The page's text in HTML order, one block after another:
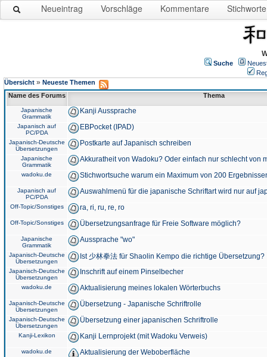
Neueintrag Vorschläge Kommentare Stichworte
Suche
Übersicht » Neueste Themen
Name des Forums
Thema
Japanische
Grammatik
Kanji Aussprache
Japanisch auf
PC/PDA
EBPocket (IPAD)
Japanisch-Deutsche
Übersetzungen
Postkarte auf Japanisch schreiben
Japanische
Grammatik
Akkuratheit von Wadoku? Oder einfach nur schlecht von
wadoku.de Stichwortsuche warum ein Maximum von 200
Japanisch auf
PC/PDA
Auswahlmenü für die japanische Schriftart wird nur auf
Off-Topic/Sonstiges ra, ri, ru, re, ro
Off-Topic/Sonstiges Übersetzungsanfrage für Freie Software möglich?
Japanische
Grammatik
Aussprache "wo"
Japanisch-Deutsche
Übersetzungen
Ist 少林拳法 für Shaolin Kempo die richtige Übersetzung?
Japanisch-Deutsche
Übersetzungen
Inschrift auf einem Pinselbecher
wadoku.de Aktualisierung meines lokalen Wörterbuchs
Japanisch-Deutsche
Übersetzungen
Übersetzung - Japanische Schriftrolle
Japanisch-Deutsche
Übersetzungen
Übersetzung einer japanischen Schriftrolle
Kanji-Lexikon Kanji Lernprojekt (mit Wadoku Verweis)
wadoku.de Aktualisierung der Weboberfläche